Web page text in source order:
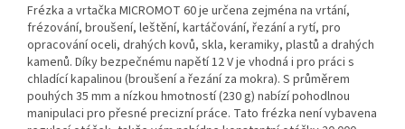
Frézka a vrtačka MICROMOT 60 je určena zejména na vrtání,
frézování, broušení, leštění, kartáčování, řezání a rytí, pro
opracování oceli, drahých kovů, skla, keramiky, plastů a drahých
kamenů. Díky bezpečnému napětí 12 V je vhodná i pro práci s
chladící kapalinou (broušení a řezání za mokra). S průměrem
pouhých 35 mm a nízkou hmotností (230 g) nabízí pohodlnou
manipulaci pro přesné precizní práce. Tato frézka není vybavena